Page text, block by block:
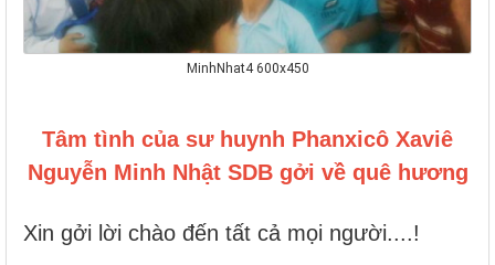
MinhNhat4 600x450
Tâm tình của sư huynh Phanxicô Xaviê
Nguyễn Minh Nhật SDB gởi về quê hương
Xin gởi lời chào đến tất cả mọi người....!